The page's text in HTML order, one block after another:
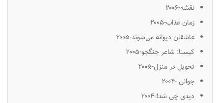
نقشه-۲۰۰۶
زمان عذاب-۲۰۰۵
عاشقان دیوانه می‌شوند-۲۰۰۵
کیسنا: شاعر جنگجو-۲۰۰۵
تحویل در منزل-۲۰۰۵
جوانی -۲۰۰۴
دیدی چی شد!-۲۰۰۴